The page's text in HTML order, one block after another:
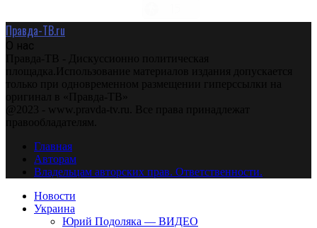
Правда-ТВ.ru
О нас
Правда-ТВ - Дискуссионно политическая
площадка.Использование материалов издания допускается
только при одновременном размещении гиперссылки на
оригинал в «Правда-ТВ»
@2023 - www.pravda-tv.ru. Все права принадлежат
правообладателям.
Главная
Авторам
Владельцам авторских прав. Ответственности.
Новости
Украина
Юрий Подоляка — ВИДЕО